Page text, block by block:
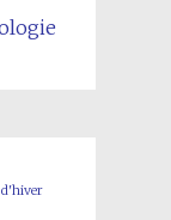
d'hiver